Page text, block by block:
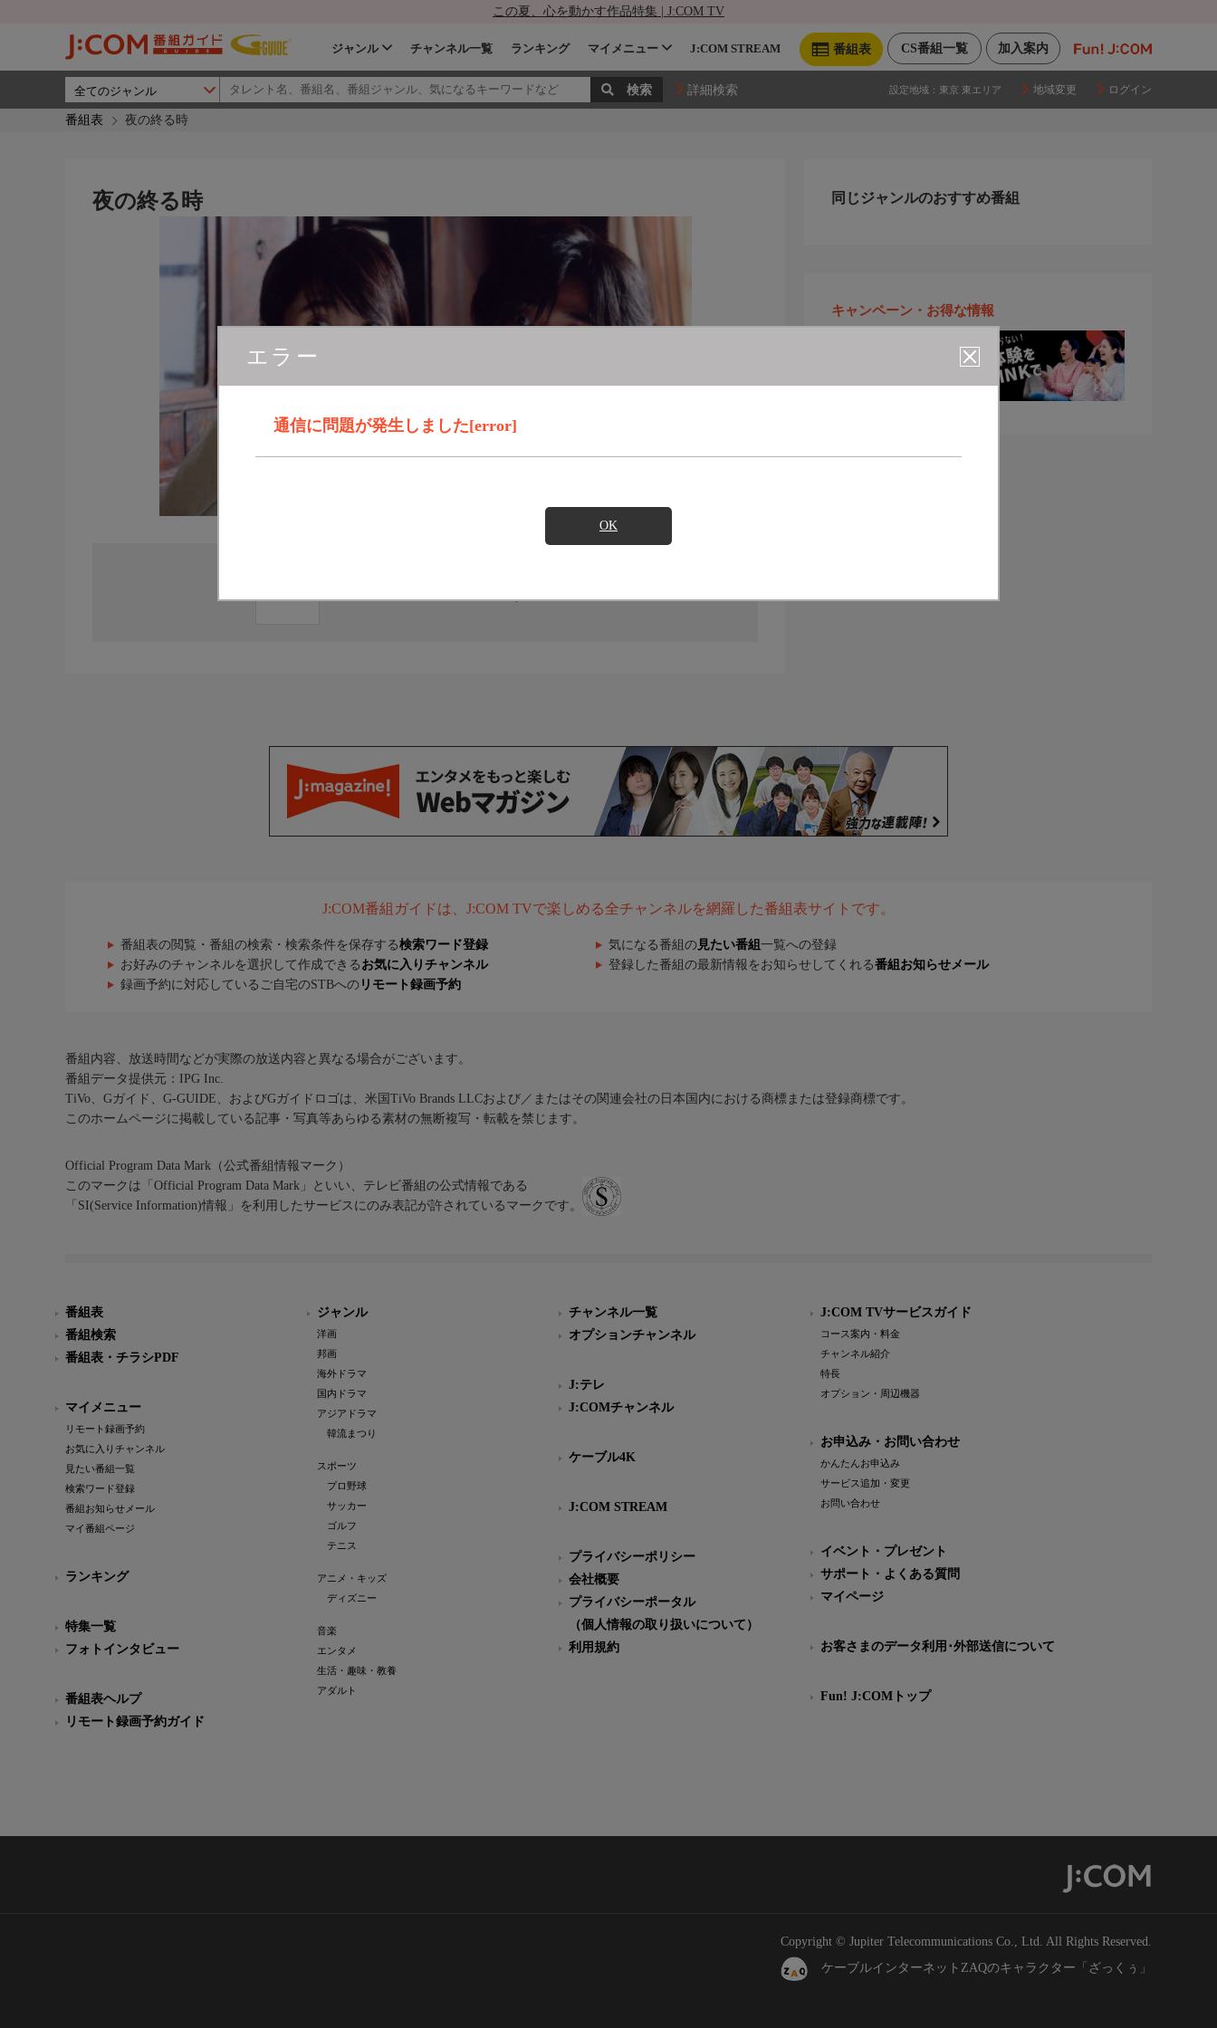
この夏、心を動かす作品特集 | J:COM TV
加入案内
CS番組一覧
番組表
ジャンル チャンネル一覧 ランキング マイメニュー J:COM STREAM
詳細検索 設定地域： 東京 東エリア 地域変更 ログイン
番組表 夜の終る時
エラー
通信に問題が発生しました[error]
OK
夜の終る時 同じジャンルのおすすめ番組
キャンペーン・お得な情報
J:COM番組ガイドは、J:COM TVで楽しめる全チャンネルを網羅した番組表サイトです。
番組表の閲覧・番組の検索・検索条件を保存する検索ワード登録 気になる番組の 見たい番組 一覧への登録
お好みのチャンネルを選択して作成できる お気に入りチャンネル 登録した番組の最新情報をお知らせしてくれる番組お知らせメール
録画予約に対応しているご自宅のSTBへの リモート録画予約
番組内容、放送時間などが実際の放送内容と異なる場合がございます。
番組データ提供元：IPG Inc.
TiVo、Gガイド、G-GUIDE、およびGガイドロゴは、米国TiVo Brands LLCおよび／またはその関連会社の日本国内における商標または登録商標です。
このホームページに掲載している記事・写真等あらゆる素材の無断複写・転載を禁じます。
Official Program Data Mark（公式番組情報マーク）
このマークは「Official Program Data Mark」といい、テレビ番組の公式情報である
「SI(Service Information)情報」を利用したサービスにのみ表記が許されているマークです。
番組表
番組検索
番組表・チラシPDF
マイメニュー
リモート録画予約
お気に入りチャンネル
見たい番組一覧
検索ワード登録
番組お知らせメール
マイ番組ページ
ランキング
特集一覧
フォトインタビュー
番組表ヘルプ
リモート録画予約ガイド
ジャンル
洋画
邦画
海外ドラマ
国内ドラマ
アジアドラマ
韓流まつり
スポーツ
プロ野球
サッカー
ゴルフ
テニス
アニメ・キッズ
ディズニー
音楽
エンタメ
生活・趣味・教養
アダルト
チャンネル一覧
オプションチャンネル
J:テレ
J:COMチャンネル
ケーブル4K
J:COM STREAM
プライバシーポリシー
会社概要
プライバシーポータル
（個人情報の取り扱いについて）
利用規約
J:COM TVサービスガイド
コース案内・料金
チャンネル紹介
特長
オプション・周辺機器
お申込み・お問い合わせ
かんたんお申込み
サービス追加・変更
お問い合わせ
イベント・プレゼント
サポート・よくある質問
マイページ
お客さまのデータ利用･外部送信について
Fun! J:COMトップ
Copyright © Jupiter Telecommunications Co., Ltd. All Rights Reserved.
ケーブルインターネットZAQのキャラクター「ざっくぅ」